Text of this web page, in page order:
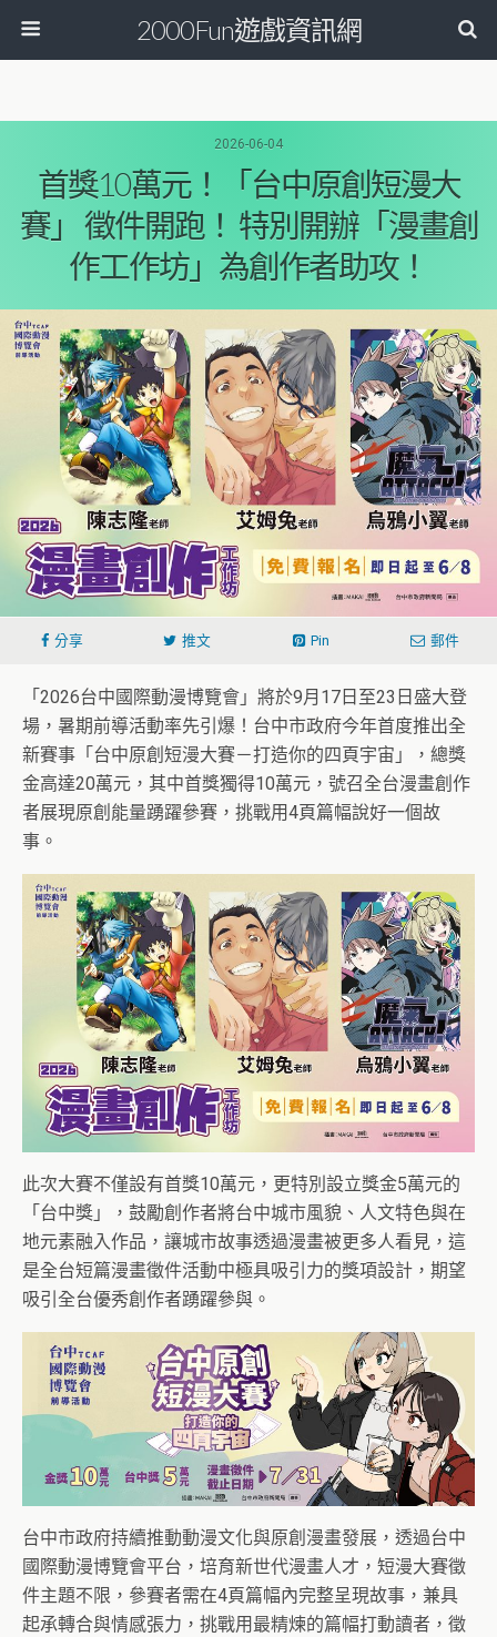
2000Fun遊戲資訊網
2026-06-04
首獎10萬元！「台中原創短漫大
賽」 徵件開跑！ 特別開辦「漫畫創
作工作坊」為創作者助攻！
分享 推文 Pin 郵件
「2026台中國際動漫博覽會」將於9月17日至23日盛大登
場，暑期前導活動率先引爆！台中市政府今年首度推出全
新賽事「台中原創短漫大賽－打造你的四頁宇宙」，總獎
金高達20萬元，其中首獎獨得10萬元，號召全台漫畫創作
者展現原創能量踴躍參賽，挑戰用4頁篇幅說好一個故
事。
此次大賽不僅設有首獎10萬元，更特別設立獎金5萬元的
「台中獎」，鼓勵創作者將台中城市風貌、人文特色與在
地元素融入作品，讓城市故事透過漫畫被更多人看見，這
是全台短篇漫畫徵件活動中極具吸引力的獎項設計，期望
吸引全台優秀創作者踴躍參與。
台中市政府持續推動動漫文化與原創漫畫發展，透過台中
國際動漫博覽會平台，培育新世代漫畫人才，短漫大賽徵
件主題不限，參賽者需在4頁篇幅內完整呈現故事，兼具
起承轉合與情感張力，挑戰用最精煉的篇幅打動讀者，徵